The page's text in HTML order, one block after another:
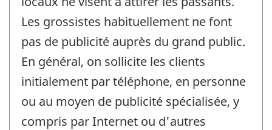
Les grossistes habituellement ne font
pas de publicité auprès du grand public.
En général, on sollicite les clients
initialement par téléphone, en personne
ou au moyen de publicité spécialisée, y
compris par Internet ou d'autres